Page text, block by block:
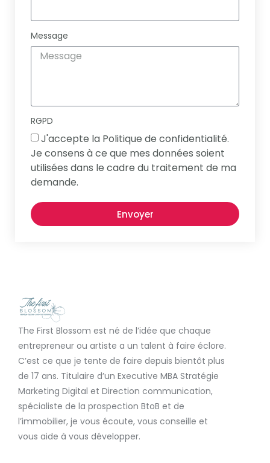
Message
RGPD
J'accepte la Politique de confidentialité.
Je consens à ce que mes données soient
utilisées dans le cadre du traitement de ma
demande.
Envoyer
The First Blossom est né de l’idée que chaque
entrepreneur ou artiste a un talent à faire éclore.
C’est ce que je tente de faire depuis bientôt plus
de 17 ans. Titulaire d’un Executive MBA Stratégie
Marketing Digital et Direction communication,
spécialiste de la prospection BtoB et de
l’immobilier, je vous écoute, vous conseille et
vous aide à vous développer.